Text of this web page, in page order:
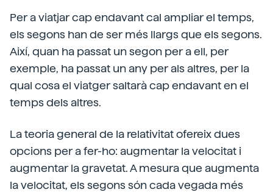
Per a viatjar cap endavant cal ampliar el temps,
els segons han de ser més llargs que els segons.
Així, quan ha passat un segon per a ell, per
exemple, ha passat un any per als altres, per la
qual cosa el viatger saltarà cap endavant en el
temps dels altres.
La teoria general de la relativitat ofereix dues
opcions per a fer-ho: augmentar la velocitat i
augmentar la gravetat. A mesura que augmenta
la velocitat, els segons són cada vegada més